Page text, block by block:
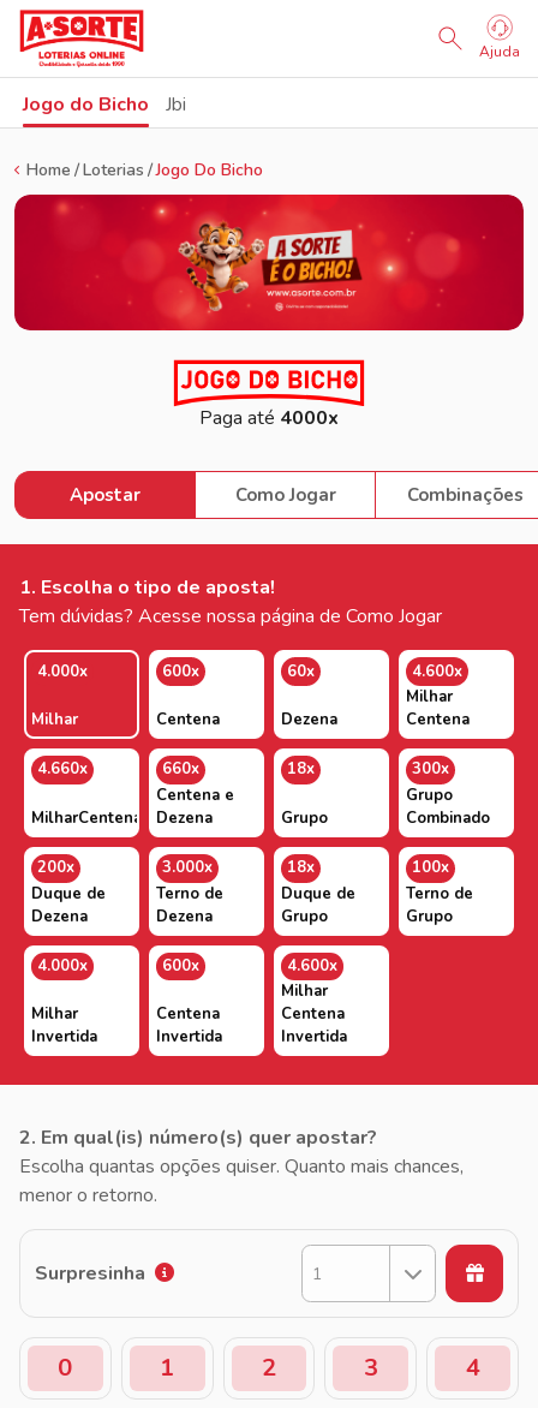
Ajuda
Jogo do Bicho Jbi
Home Loterias Jogo Do Bicho
Paga até 4000x
Apostar Como Jogar Combinações
1. Escolha o tipo de aposta!
Tem dúvidas? Acesse nossa página de Como Jogar
4.000x
Milhar
600x
Centena
60x
Dezena
4.600x
Milhar
Centena
4.660x
MilharCentenaDezena
660x
Centena e
Dezena
18x
Grupo
300x
Grupo
Combinado
200x
Duque de
Dezena
3.000x
Terno de
Dezena
18x
Duque de
Grupo
100x
Terno de
Grupo
4.000x
Milhar
Invertida
600x
Centena
Invertida
4.600x
Milhar
Centena
Invertida
2. Em qual(is) número(s) quer apostar?
Escolha quantas opções quiser. Quanto mais chances,
menor o retorno.
Surpresinha 1
0 1 2 3 4